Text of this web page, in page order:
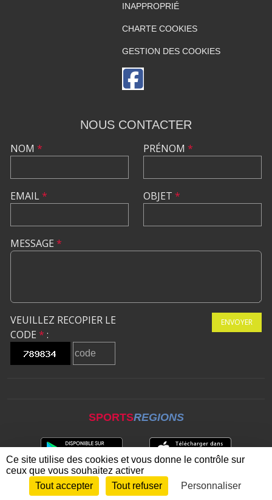
INAPPROPRIÉ
CHARTE COOKIES
GESTION DES COOKIES
NOUS CONTACTER
NOM *
EMAIL*
PRÉNOM *
OBJET *
MESSAGE *
VEUILLEZ RECOPIER LE
CODE * :
ENVOYER
SPORTSREGIONS
Envie de participer ? CONNEXION
Ce site utilise des cookies et vous donne le contrôle sur
ceux que vous souhaitez activer
Tout accepter
Tout refuser Personnaliser